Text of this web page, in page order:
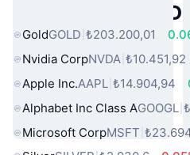
Popüler Gerçek
GoldGOLD ₺203.200,01
Nvidia CorpNVDA ₺10.451,92
Apple Inc.AAPL ₺14.904,94
Alphabet Inc Class AGOOGL
Microsoft CorpMSFT